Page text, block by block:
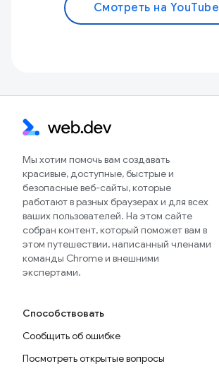
Смотреть на YouTube
Мы хотим помочь вам создавать
красивые, доступные, быстрые и
безопасные веб-сайты, которые
работают в разных браузерах и для всех
ваших пользователей. На этом сайте
собран контент, который поможет вам в
этом путешествии, написанный членами
команды Chrome и внешними
экспертами.
Способствовать
Сообщить об ошибке
Посмотреть открытые вопросы